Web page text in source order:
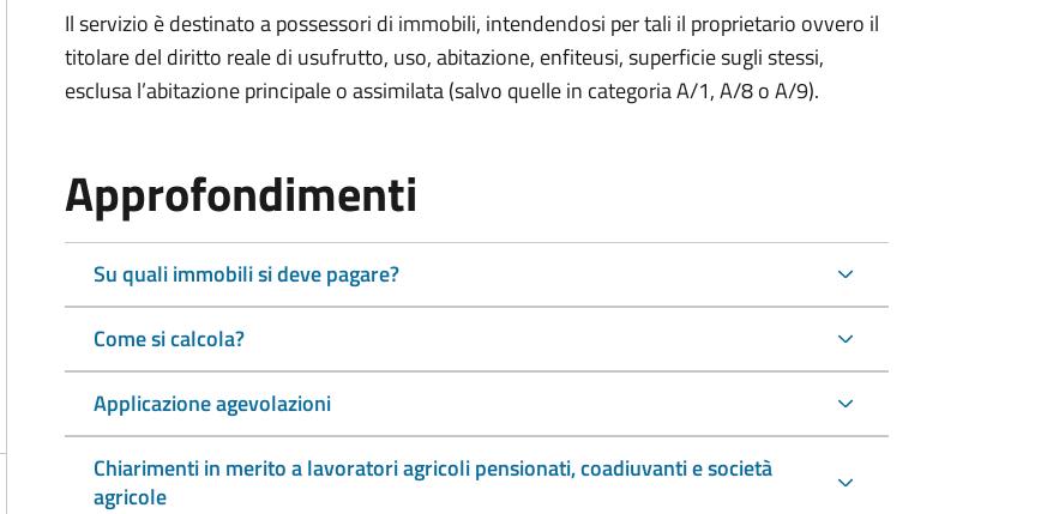
Il servizio è destinato apossessori di immobili, intendendosi per tali il proprietario ovvero il
titolare del diritto reale di usufrutto, uso, abitazione, enfiteusi, superficie sugli stessi,
esclusa l’abitazione principale o assimilata (salvo quelle in categoria A/1, A/8 o A/9).
Approfondimenti
Su quali immobili si deve pagare?
Come si calcola?
Applicazione agevolazioni
Chiarimenti in merito a lavoratori agricoli pensionati, coadiuvanti e società
agricole